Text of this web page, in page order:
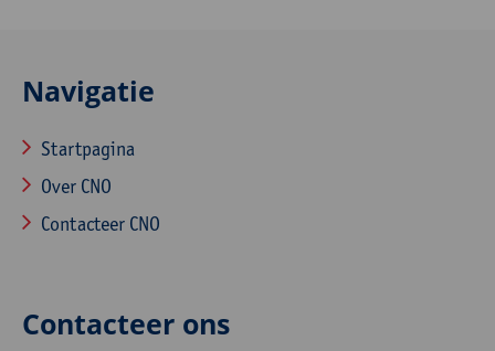
Navigatie
Startpagina
Over CNO
Contacteer CNO
Contacteer ons